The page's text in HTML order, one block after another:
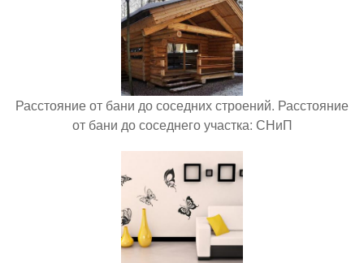
Расстояние от бани до соседних строений. Расстояние
от бани до соседнего участка: СНиП